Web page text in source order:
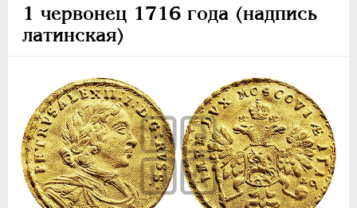
1 червонец 1716 года (надпись
латинская)